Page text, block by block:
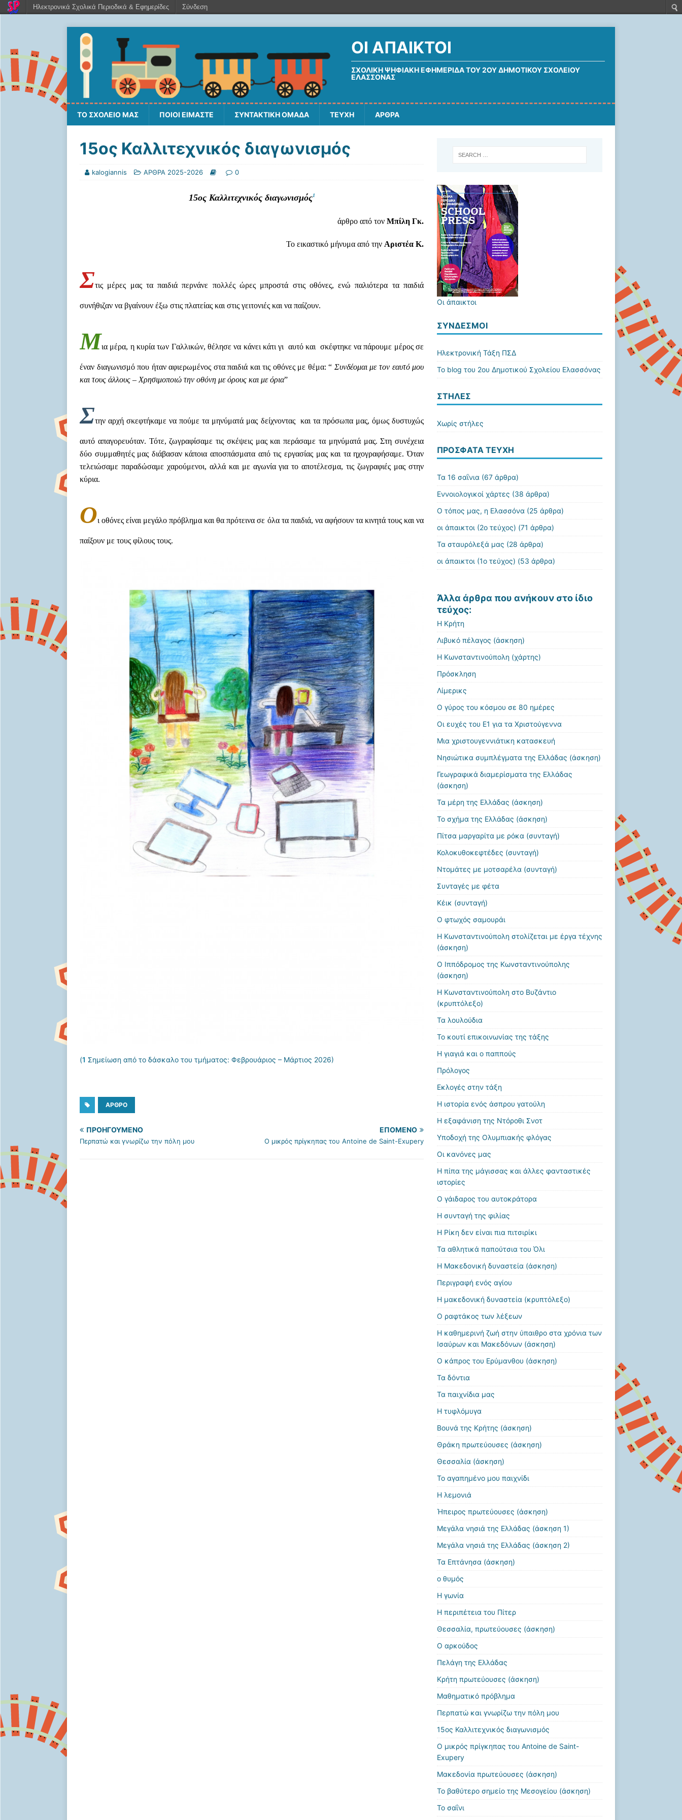
ΟΙ ΆΠΑΙΚΤΟΙ
ΣΧΟΛΙΚΉ ΨΗΦΙΑΚΉ ΕΦΗΜΕΡΊΔΑ ΤΟΥ 2ΟΥ ΔΗΜΟΤΙΚΟΎ ΣΧΟΛΕΊΟΥ
ΕΛΑΣΣΌΝΑΣ
ΤΟ ΣΧΟΛΕΙΟ ΜΑΣ ΠΟΙΟΙ ΕΙΜΑΣΤΕ ΣΥΝΤΑΚΤΙΚΗ ΟΜΑΔΑ ΤΕΥΧΗ ΑΡΘΡΑ
15ος Καλλιτεχνικός διαγωνισμός
kalogiannis ΑΡΘΡΑ 2025-2026 0
15ος Καλλιτεχνικός διαγωνισμός1
άρθρο από τονΜπίλη Γκ.
Το εικαστικό μήνυμα από την Αριστέα Κ.
Στις μέρες μας τα παιδιά περνάνε πολλές ώρες μπροστά στις οθόνες, ενώ παλιότερα τα παιδιά
συνήθιζαν να βγαίνουν έξω στις πλατείας και στις γειτονιές και να παίζουν.
Μια μέρα, η κυρία των Γαλλικών, θέλησε να κάνει κάτι γι αυτό και σκέφτηκε να πάρουμε μέρος σε
έναν διαγωνισμό που ήταν αφιερωμένος στα παιδιά και τις οθόνες με θέμα: “ Συνδέομαι με τον εαυτό μου
και τους άλλους – Χρησιμοποιώ την οθόνη με όρους και με όρια”
Στην αρχή σκεφτήκαμε να πούμε τα μηνύματά μας δείχνοντας και τα πρόσωπα μας, όμως δυστυχώς
αυτό απαγορευόταν. Τότε, ζωγραφίσαμε τις σκέψεις μας και περάσαμε τα μηνύματά μας. Στη συνέχεια
δύο συμμαθητές μας διάβασαν κάποια αποσπάσματα από τις εργασίας μας και τα ηχογραφήσαμε. Όταν
τελειώσαμε παραδώσαμε χαρούμενοι, αλλά και με αγωνία για το αποτέλεσμα, τις ζωγραφιές μας στην
κύρια.
Οι οθόνες είναι μεγάλο πρόβλημα και θα πρότεινα σε όλα τα παιδιά, να αφήσουν τα κινητά τους και να
παίξουν με τους φίλους τους.
(1 Σημείωση από το δάσκαλο του τμήματος: Φεβρουάριος – Μάρτιος 2026)
ΆΡΘΡΟ
ΠΡΟΗΓΟΎΜΕΝΟ
Περπατώ και γνωρίζω την πόλη μου
ΕΠΌΜΕΝΟ
Ο μικρός πρίγκηπας του Antoine de Saint-Exupery
Οι άπαικτοι
ΣΎΝΔΕΣΜΟΙ
Ηλεκτρονική Τάξη ΠΣΔ
Το blog του 2ου Δημοτικού Σχολείου Ελασσόνας
ΣΤΗΛΕΣ
Χωρίς στήλες
ΠΡΌΣΦΑΤΑ ΤΕΎΧΗ
Τα 16 σαΐνια (67 άρθρα)
Εννοιολογικοί χάρτες (38 άρθρα)
Ο τόπος μας, η Ελασσόνα (25 άρθρα)
οι άπαικτοι (2ο τεύχος) (71 άρθρα)
Τα σταυρόλεξά μας (28 άρθρα)
οι άπαικτοι (1ο τεύχος) (53 άρθρα)
Άλλα άρθρα που ανήκουν στο ίδιο
τεύχος:
Η Κρήτη
Λιβυκό πέλαγος (άσκηση)
Η Κωνσταντινούπολη (χάρτης)
Πρόσκληση
Λίμερικς
Ο γύρος του κόσμου σε 80 ημέρες
Οι ευχές του Ε1 για τα Χριστούγεννα
Μια χριστουγεννιάτικη κατασκευή
Νησιώτικα συμπλέγματα της Ελλάδας (άσκηση)
Γεωγραφικά διαμερίσματα της Ελλάδας
(άσκηση)
Τα μέρη της Ελλάδας (άσκηση)
Το σχήμα της Ελλάδας (άσκηση)
Πίτσα μαργαρίτα με ρόκα (συνταγή)
Κολοκυθοκεφτέδες (συνταγή)
Ντομάτες με μοτσαρέλα (συνταγή)
Συνταγές με φέτα
Κέικ (συνταγή)
Ο φτωχός σαμουράι
Η Κωνσταντινούπολη στολίζεται με έργα τέχνης
(άσκηση)
Ο Ιππόδρομος της Κωνσταντινούπολης
(άσκηση)
Η Κωνσταντινούπολη στο Βυζάντιο
(κρυπτόλεξο)
Τα λουλούδια
Το κουτί επικοινωνίας της τάξης
Η γιαγιά και ο παππούς
Πρόλογος
Εκλογές στην τάξη
Η ιστορία ενός άσπρου γατούλη
Η εξαφάνιση της Ντόροθι Σνοτ
Υποδοχή της Ολυμπιακής φλόγας
Οι κανόνες μας
Η πίπα της μάγισσας και άλλες φανταστικές
ιστορίες
Ο γάιδαρος του αυτοκράτορα
Η συνταγή της φιλίας
Η Ρίκη δεν είναι πια πιτσιρίκι
Τα αθλητικά παπούτσια του Όλι
Η Μακεδονική δυναστεία (άσκηση)
Περιγραφή ενός αγίου
Η μακεδονική δυναστεία (κρυπτόλεξο)
Ο ραφτάκος των λέξεων
Η καθημερινή ζωή στην ύπαιθρο στα χρόνια των
Ισαύρων και Μακεδόνων (άσκηση)
Ο κάπρος του Ερύμανθου (άσκηση)
Τα δόντια
Τα παιχνίδια μας
Η τυφλόμυγα
Βουνά της Κρήτης (άσκηση)
Θράκη πρωτεύουσες (άσκηση)
Θεσσαλία (άσκηση)
Το αγαπημένο μου παιχνίδι
Η λεμονιά
Ήπειρος πρωτεύουσες (άσκηση)
Μεγάλα νησιά της Ελλάδας (άσκηση 1)
Μεγάλα νησιά της Ελλάδας (άσκηση 2)
Τα Επτάνησα (άσκηση)
ο θυμός
Η γωνία
Η περιπέτεια του Πίτερ
Θεσσαλία, πρωτεύουσες (άσκηση)
Ο αρκούδος
Πελάγη της Ελλάδας
Κρήτη πρωτεύουσες (άσκηση)
Μαθηματικό πρόβλημα
Περπατώ και γνωρίζω την πόλη μου
15ος Καλλιτεχνικός διαγωνισμός
Ο μικρός πρίγκηπας του Antoine de Saint-
Exupery
Μακεδονία πρωτεύουσες (άσκηση)
Το βαθύτερο σημείο της Μεσογείου (άσκηση)
Το σαΐνι
Ηλεκτρονικά Σχολικά Περιοδικά & Εφημερίδες Σύνδεση